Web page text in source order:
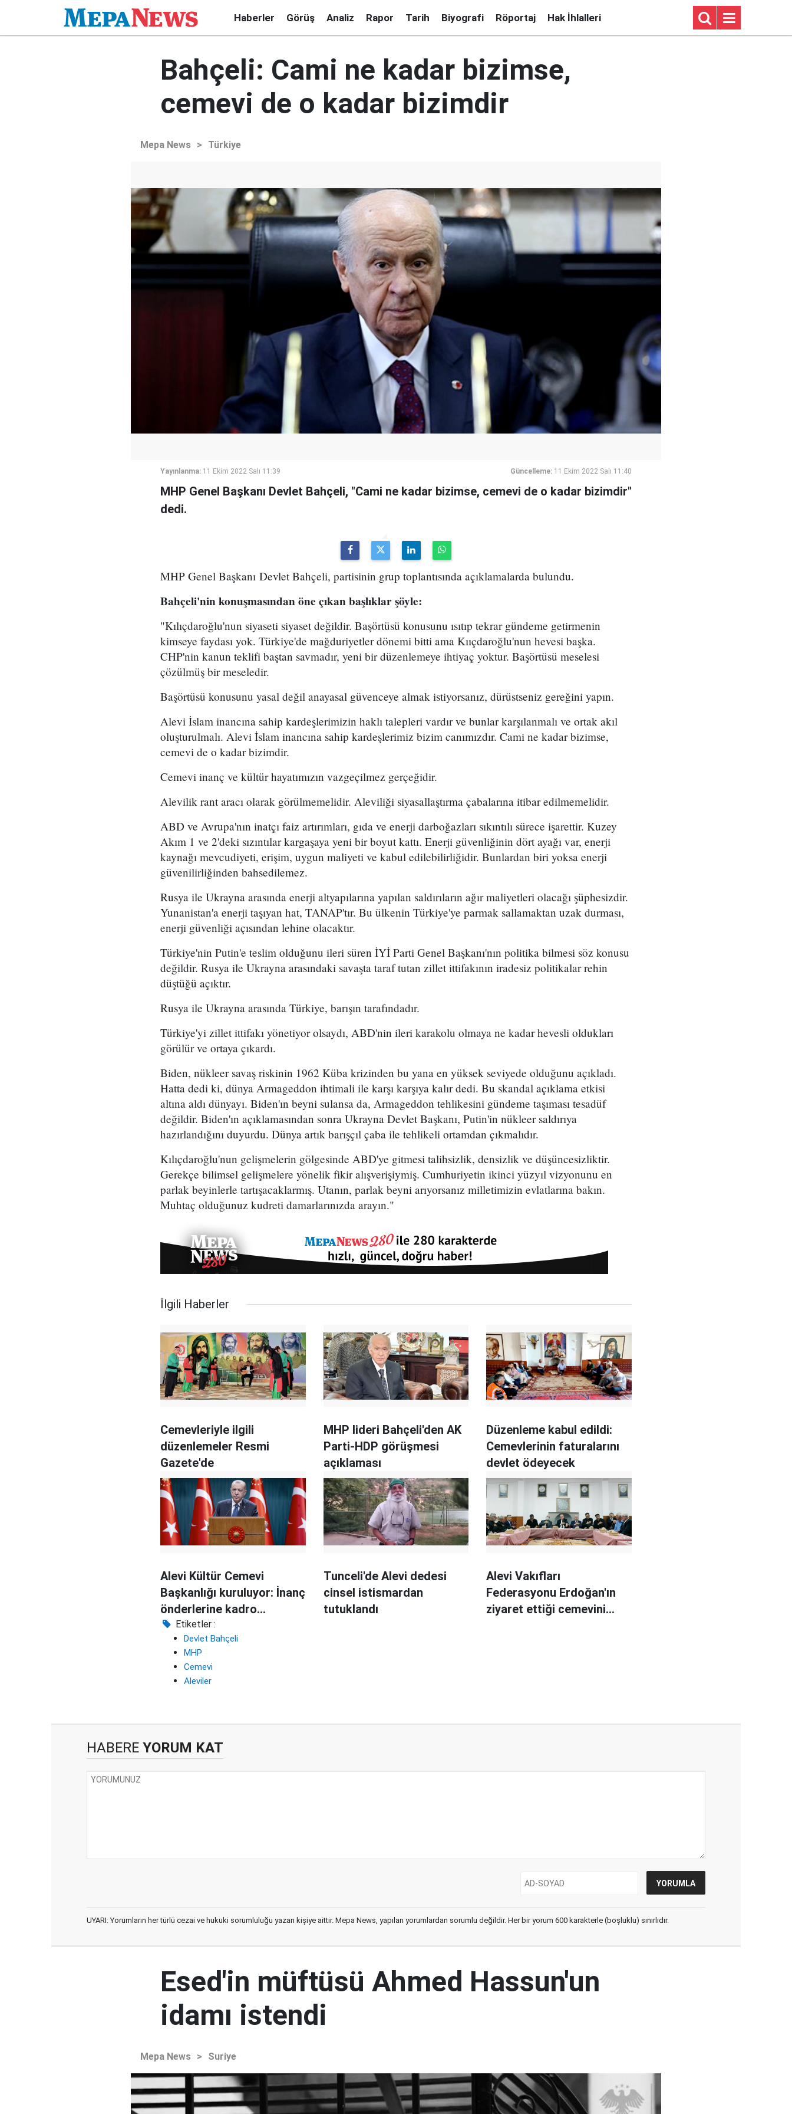
Haberler Görüş Analiz Rapor Tarih Biyografi Röportaj Hak İhlalleri
Bahçeli: Cami ne kadar bizimse,
cemevi de o kadar bizimdir
Mepa News > Türkiye
Yayınlanma: 11 Ekim 2022 Salı 11:39 Güncelleme: 11 Ekim 2022 Salı 11:40
MHP Genel Başkanı Devlet Bahçeli, "Cami ne kadar bizimse, cemevi de o kadar bizimdir"
dedi.
MHP Genel Başkanı Devlet Bahçeli, partisinin grup toplantısında açıklamalarda bulundu.
Bahçeli'nin konuşmasından öne çıkan başlıklar şöyle:
"Kılıçdaroğlu'nun siyaseti siyaset değildir. Başörtüsü konusunu ısıtıp tekrar gündeme getirmenin
kimseye faydası yok. Türkiye'de mağduriyetler dönemi bitti ama Kııçdaroğlu'nun hevesi başka.
CHP'nin kanun teklifi baştan savmadır, yeni bir düzenlemeye ihtiyaç yoktur. Başörtüsü meselesi
çözülmüş bir meseledir.
Başörtüsü konusunu yasal değil anayasal güvenceye almak istiyorsanız, dürüstseniz gereğini yapın.
Alevi İslam inancına sahip kardeşlerimizin haklı talepleri vardır ve bunlar karşılanmalı ve ortak akıl
oluşturulmalı. Alevi İslam inancına sahip kardeşlerimiz bizim canımızdır. Cami ne kadar bizimse,
cemevi de o kadar bizimdir.
Cemevi inanç ve kültür hayatımızın vazgeçilmez gerçeğidir.
Alevilik rant aracı olarak görülmemelidir. Aleviliği siyasallaştırma çabalarına itibar edilmemelidir.
ABD ve Avrupa'nın inatçı faiz artırımları, gıda ve enerji darboğazları sıkıntılı sürece işarettir. Kuzey
Akım 1 ve 2'deki sızıntılar kargaşaya yeni bir boyut kattı. Enerji güvenliğinin dört ayağı var, enerji
kaynağı mevcudiyeti, erişim, uygun maliyeti ve kabul edilebilirliğidir. Bunlardan biri yoksa enerji
güvenilirliğinden bahsedilemez.
Rusya ile Ukrayna arasında enerji altyapılarına yapılan saldırıların ağır maliyetleri olacağı şüphesizdir.
Yunanistan'a enerji taşıyan hat, TANAP'tır. Bu ülkenin Türkiye'ye parmak sallamaktan uzak durması,
enerji güvenliği açısından lehine olacaktır.
Türkiye'nin Putin'e teslim olduğunu ileri süren İYİ Parti Genel Başkanı'nın politika bilmesi söz konusu
değildir. Rusya ile Ukrayna arasındaki savaşta taraf tutan zillet ittifakının iradesiz politikalar rehin
düştüğü açıktır.
Rusya ile Ukrayna arasında Türkiye, barışın tarafındadır.
Türkiye'yi zillet ittifakı yönetiyor olsaydı, ABD'nin ileri karakolu olmaya ne kadar hevesli oldukları
görülür ve ortaya çıkardı.
Biden, nükleer savaş riskinin 1962 Küba krizinden bu yana en yüksek seviyede olduğunu açıkladı.
Hatta dedi ki, dünya Armageddon ihtimali ile karşı karşıya kalır dedi. Bu skandal açıklama etkisi
altına aldı dünyayı. Biden'ın beyni sulansa da, Armageddon tehlikesini gündeme taşıması tesadüf
değildir. Biden'ın açıklamasından sonra Ukrayna Devlet Başkanı, Putin'in nükleer saldırıya
hazırlandığını duyurdu. Dünya artık barışçıl çaba ile tehlikeli ortamdan çıkmalıdır.
Kılıçdaroğlu'nun gelişmelerin gölgesinde ABD'ye gitmesi talihsizlik, densizlik ve düşüncesizliktir.
Gerekçe bilimsel gelişmelere yönelik fikir alışverişiymiş. Cumhuriyetin ikinci yüzyıl vizyonunu en
parlak beyinlerle tartışacaklarmış. Utanın, parlak beyni arıyorsanız milletimizin evlatlarına bakın.
Muhtaç olduğunuz kudreti damarlarınızda arayın."
İlgili Haberler
Cemevleriyle ilgili
düzenlemeler Resmi
Gazete'de
MHP lideri Bahçeli'den AK
Parti-HDP görüşmesi
açıklaması
Düzenleme kabul edildi:
Cemevlerinin faturalarını
devlet ödeyecek
Alevi Kültür Cemevi
Başkanlığı kuruluyor: İnanç
önderlerine kadro
verilecek
Tunceli'de Alevi dedesi
cinsel istismardan
tutuklandı
Alevi Vakıfları
Federasyonu Erdoğan'ın
ziyaret ettiği cemevini
Etiketler :
Devlet Bahçeli
MHP
Cemevi
Aleviler
HABERE YORUM KAT
UYARI: Yorumların her türlü cezai ve hukuki sorumluluğu yazan kişiye aittir. Mepa News, yapılan yorumlardan sorumlu değildir. Her bir yorum 600 karakterle (boşluklu) sınırlıdır.
Esed'in müftüsü Ahmed Hassun'un
idamı istendi
Mepa News > Suriye